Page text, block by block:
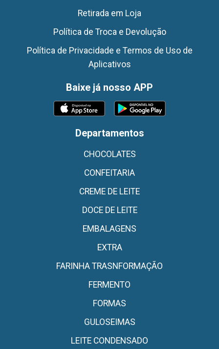
Retirada em Loja
Política de Troca e Devolução
Política de Privacidade e Termos de Uso de
Aplicativos
Baixe já nosso APP
Departamentos
CHOCOLATES
CONFEITARIA
CREME DE LEITE
DOCE DE LEITE
EMBALAGENS
EXTRA
FARINHA TRASNFORMAÇÃO
FERMENTO
FORMAS
GULOSEIMAS
LEITE CONDENSADO